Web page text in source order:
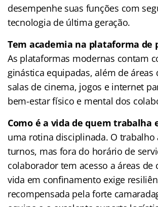
desempenhe suas funções com
tecnologia de última geração.
Tem academia na plataforma de
As plataformas modernas contam
ginástica equipadas, além de áreas
salas de cinema, jogos e internet
bem-estar físico e mental dos
Como é a vida de quem trabalha
uma rotina disciplinada. O trabalho
turnos, mas fora do horário de
colaborador tem acesso a áreas de
vida em confinamento exige
recompensada pela forte